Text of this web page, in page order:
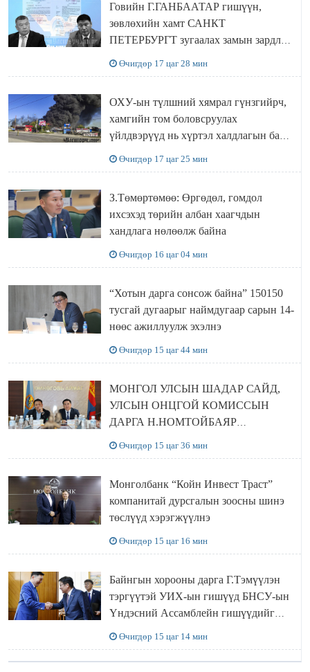
Говийн Г.ГАНБААТАР гишүүн,
зөвлөхийн хамт САНКТ
ПЕТЕРБУРГТ зугаалах замын зардлаа
Өчигдөр 17 цаг 28 мин
ОХУ-ын түлшний хямрал гүнзгийрч,
хамгийн том боловсруулах
үйлдвэрүүд нь хүртэл халдлагын бай
Өчигдөр 17 цаг 25 мин
З.Төмөртөмөө: Өргөдөл, гомдол
ихсэхэд төрийн албан хаагчдын
хандлага нөлөөлж байна
Өчигдөр 16 цаг 04 мин
“Хотын дарга сонсож байна” 150150
тусгай дугаарыг наймдугаар сарын 14-
нөөс ажиллуулж эхэлнэ
Өчигдөр 15 цаг 44 мин
МОНГОЛ УЛСЫН ШАДАР САЙД,
УЛСЫН ОНЦГОЙ КОМИССЫН
ДАРГА Н.НОМТОЙБАЯР
Өчигдөр 15 цаг 36 мин
Монголбанк “Койн Инвест Траст”
компанитай дурсгалын зоосны шинэ
төслүүд хэрэгжүүлнэ
Өчигдөр 15 цаг 16 мин
Байнгын хорооны дарга Г.Тэмүүлэн
тэргүүтэй УИХ-ын гишүүд БНСУ-ын
Үндэсний Ассамблейн гишүүдийг
Өчигдөр 15 цаг 14 мин